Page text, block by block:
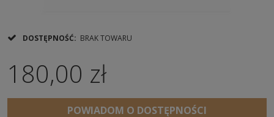
DOSTĘPNOŚĆ: BRAK TOWARU
180,00 zł
POWIADOM O DOSTĘPNOŚCI